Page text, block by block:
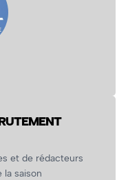
et de rédacteurs
la saison